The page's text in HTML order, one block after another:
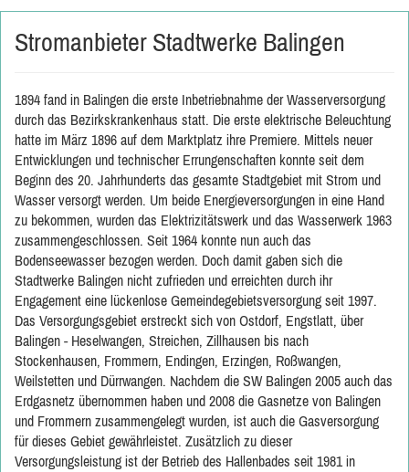
Stromanbieter Stadtwerke Balingen
1894 fand in Balingen die erste Inbetriebnahme der Wasserversorgung
durch das Bezirkskrankenhaus statt. Die erste elektrische Beleuchtung
hatte im März 1896 auf dem Marktplatz ihre Premiere. Mittels neuer
Entwicklungen und technischer Errungenschaften konnte seit dem
Beginn des 20. Jahrhunderts das gesamte Stadtgebiet mit Strom und
Wasser versorgt werden. Um beide Energieversorgungen in eine Hand
zu bekommen, wurden das Elektrizitätswerk und das Wasserwerk 1963
zusammengeschlossen. Seit 1964 konnte nun auch das
Bodenseewasser bezogen werden. Doch damit gaben sich die
Stadtwerke Balingen nicht zufrieden und erreichten durch ihr
Engagement eine lückenlose Gemeindegebietsversorgung seit 1997.
Das Versorgungsgebiet erstreckt sich von Ostdorf, Engstlatt, über
Balingen - Heselwangen, Streichen, Zillhausen bis nach
Stockenhausen, Frommern, Endingen, Erzingen, Roßwangen,
Weilstetten und Dürrwangen. Nachdem die SW Balingen 2005 auch das
Erdgasnetz übernommen haben und 2008 die Gasnetze von Balingen
und Frommern zusammengelegt wurden, ist auch die Gasversorgung
für dieses Gebiet gewährleistet. Zusätzlich zu dieser
Versorgungsleistung ist der Betrieb des Hallenbades seit 1981 in